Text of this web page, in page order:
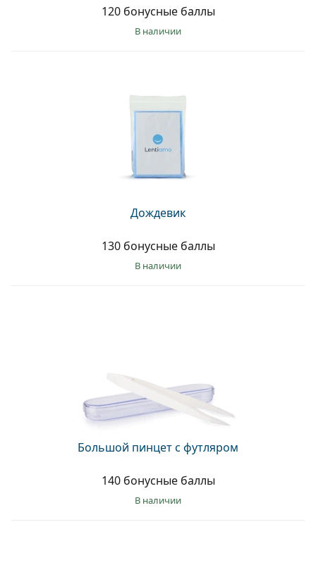
120 бонусные баллы
в наличии
Дождевик
130 бонусные баллы
в наличии
Большой пинцет с футляром
140 бонусные баллы
в наличии